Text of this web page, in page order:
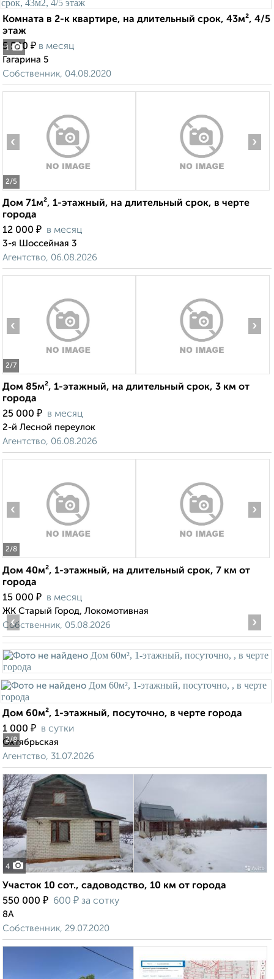
1
Комната в 2-к квартире, на длительный срок, 43м², 4/5
этаж
5 500 ₽ в месяц
Гагарина 5
Собственник, 04.08.2020
2/5
‹ ›
Дом 71м², 1-этажный, на длительный срок, в черте
города
12 000 ₽ в месяц
3-я Шоссейная 3
Агентство, 06.08.2026
2/7
‹ ›
Дом 85м², 1-этажный, на длительный срок, 3 км от
города
25 000 ₽ в месяц
2-й Лесной переулок
Агентство, 06.08.2026
2/8
‹ ›
Дом 40м², 1-этажный, на длительный срок, 7 км от
города
15 000 ₽ в месяц
ЖК Старый Город, Локомотивная
Собственник, 05.08.2026
2/8
‹ ›
Дом 60м², 1-этажный, посуточно, в черте города
1 000 ₽ в сутки
Октябрьская
Агентство, 31.07.2026
4
Участок 10 сот., садоводство, 10 км от города
550 000 ₽ 600 ₽ за сотку
8А
Собственник, 29.07.2020